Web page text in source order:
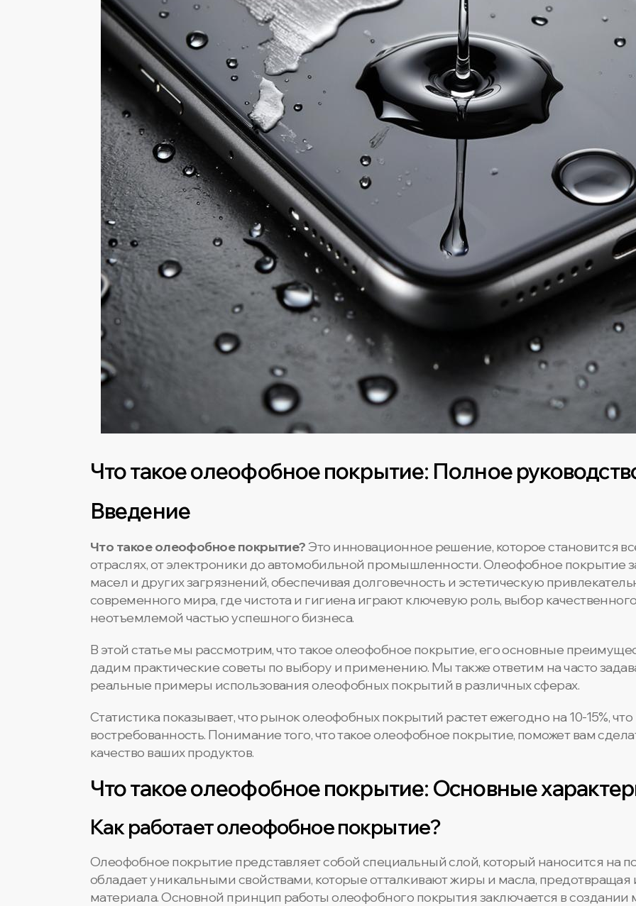
Что такое олеофобное покрытие: Полное
Введение
Что такое олеофобное покрытие?Это инновационное решение, которое становится
отраслях, от электроники до автомобильной промышленности. Олеофобное покрытие
масел и других загрязнений, обеспечивая долговечность и эстетическую
современного мира, где чистота и гигиена играют ключевую роль, выбор
неотъемлемой частью успешного бизнеса.
В этой статье мы рассмотрим, что такое олеофобное покрытие, его основные
дадим практические советы по выбору и применению. Мы также ответим на часто
реальные примеры использования олеофобных покрытий в различных сферах.
Статистика показывает, что рынок олеофобных покрытий растет ежегодно на 10-15%,
востребованность. Понимание того, что такое олеофобное покрытие, поможет вам
качество ваших продуктов.
Что такое олеофобное покрытие: Основные
Как работает олеофобное покрытие?
Олеофобное покрытие представляет собой специальный слой, который наносится на
обладает уникальными свойствами, которые отталкивают жиры и масла, предотвращая
материала. Основной принцип работы олеофобного покрытия заключается в создании